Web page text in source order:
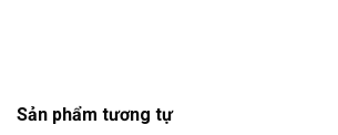
Sản phẩm tương tự